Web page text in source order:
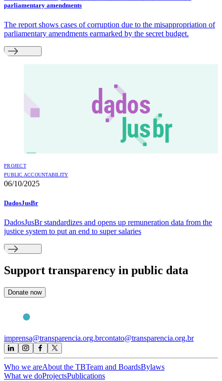
parliamentary amendments
The report shows cases of corruption due to the misappropriation of
parliamentary amendments earmarked by the secret budget.
PROJECT
PUBLIC ACCOUNTABILITY
06/10/2025
DadosJusBr
DadosJusBr standardizes and opens up remuneration data from the
justice system to put an end to super salaries
Support transparency in public data
Donate now
imprensa@transparencia.org.brcontato@transparencia.org.br
Who we areAbout the TBTeam and BoardsBylaws
What we doProjectsPublications